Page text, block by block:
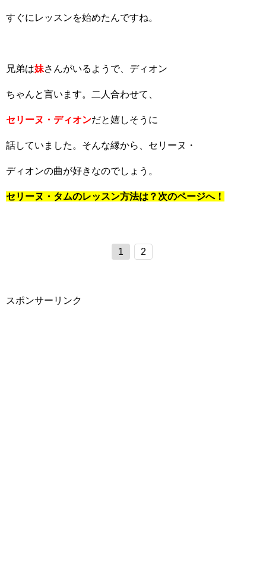
すぐにレッスンを始めたんですね。
兄弟は妹さんがいるようで、ディオン
ちゃんと言います。二人合わせて、
セリーヌ・ディオンだと嬉しそうに
話していました。そんな縁から、セリーヌ・
ディオンの曲が好きなのでしょう。
セリーヌ・タムのレッスン方法は？次のページへ！
1 2
スポンサーリンク